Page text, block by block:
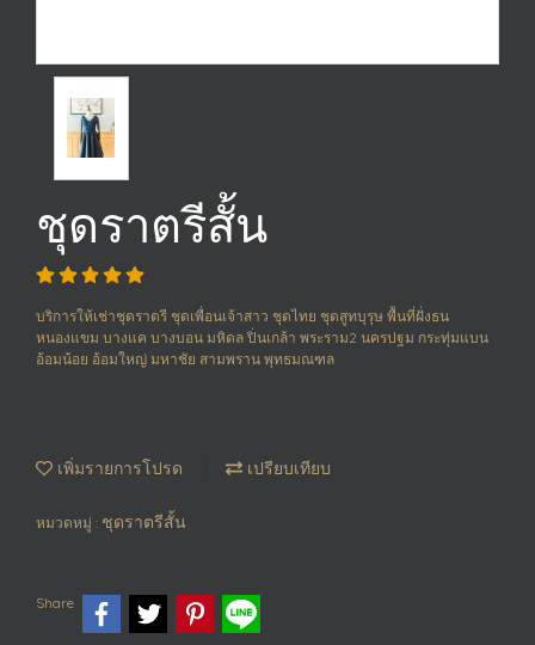
ชุดราตรีสั้น
บริการให้เช่าชุดราตรี ชุดเพื่อนเจ้าสาว ชุดไทย ชุดสูทบุรุษ พื้นที่ฝั่งธน
หนองแขม บางแค บางบอน มหิดล ปิ่นเกล้า พระราม2 นครปฐม กระทุ่มแบน
อ้อมน้อย อ้อมใหญ่ มหาชัย สามพราน พุทธมณฑล
เพิ่มรายการโปรด เปรียบเทียบ
หมวดหมู่ : ชุดราตรีสั้น
Share